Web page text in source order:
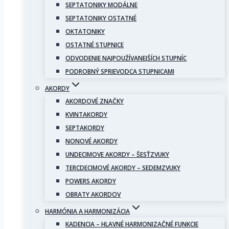
SEPTATONIKY MODÁLNE
SEPTATONIKY OSTATNÉ
OKTATONIKY
OSTATNÉ STUPNICE
ODVODENIE NAJPOUŽÍVANEJŠÍCH STUPNÍC
PODROBNÝ SPRIEVODCA STUPNICAMI
AKORDY
AKORDOVÉ ZNAČKY
KVINTAKORDY
SEPTAKORDY
NONOVÉ AKORDY
UNDECIMOVE AKORDY – ŠESŤZVUKY
TERCDECIMOVÉ AKORDY – SEDEMZVUKY
POWERS AKORDY
OBRATY AKORDOV
HARMÓNIA A HARMONIZÁCIA
KADENCIA – HLAVNÉ HARMONIZAČNÉ FUNKCIE